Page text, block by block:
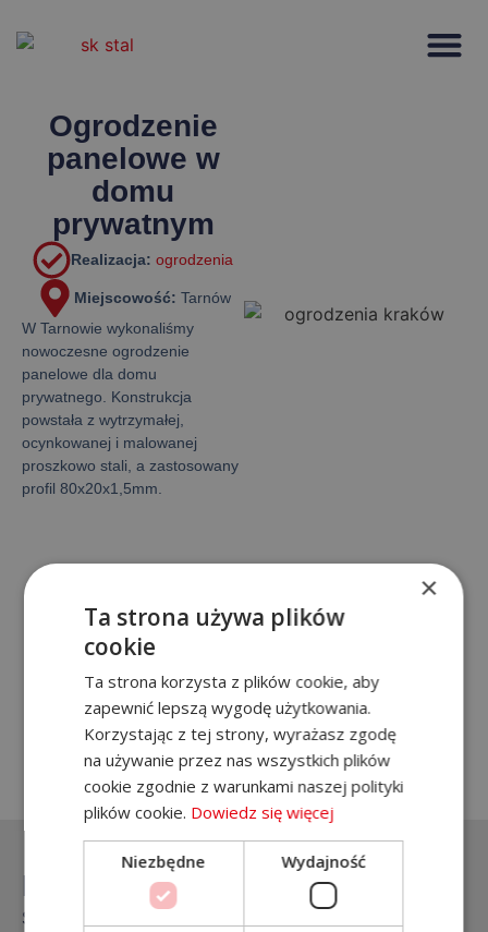
Ogrodzenie
panelowe w
domu
prywatnym
Realizacja: ogrodzenia
Miejscowość: Tarnów
W Tarnowie wykonaliśmy
nowoczesne ogrodzenie
panelowe dla domu
prywatnego. Konstrukcja
powstała z wytrzymałej,
ocynkowanej i malowanej
proszkowo stali, a zastosowany
profil 80x20x1,5mm.
Jesteś zainteresowany naszą
ofertą? Zadzwoń!
+48 788 571 729
Na skróty
Strona główna
×
Ta strona używa plików
cookie
Ta strona korzysta z plików cookie, aby
zapewnić lepszą wygodę użytkowania.
Korzystając z tej strony, wyrażasz zgodę
na używanie przez nas wszystkich plików
cookie zgodnie z warunkami naszej polityki
plików cookie. Dowiedz się więcej
Niezbędne Wydajność